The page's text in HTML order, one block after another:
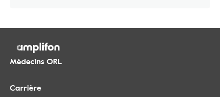
Médecins ORL
Carrière